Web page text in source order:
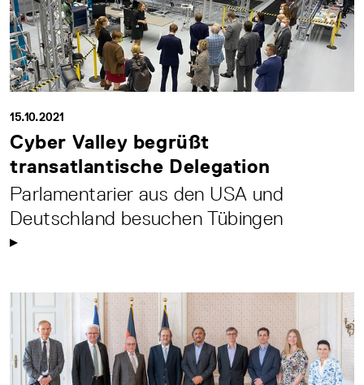
15.10.2021
Cyber Valley begrüßt
transatlantische Delegation
Parlamentarier aus den USA und
Deutschland besuchen Tübingen